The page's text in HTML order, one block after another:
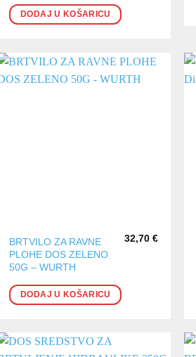
DODAJ U KOŠARICU
BRTVILO ZA RAVNE
PLOHE DOS ZELENO
50G – WURTH
32,70€
DODAJ U KOŠARICU